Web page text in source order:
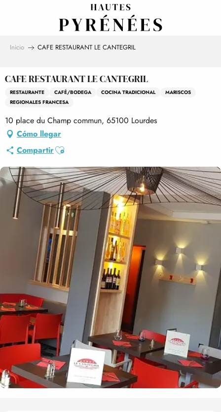
Inicio CAFE RESTAURANT LE CANTEGRIL
CAFE RESTAURANT LE CANTEGRIL
RESTAURANTE CAFÉ/BODEGA COCINA TRADICIONAL
MARISCOS
REGIONALES FRANCESA
10 place du Champ commun, 65100 Lourdes
Cómo llegar
CompartirAjouter aux favoris